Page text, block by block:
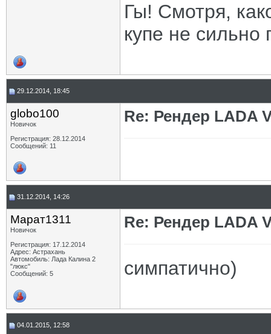
Гы! Смотря,
купе не
29.12.2014, 18:45
globo100
Новичок
Регистрация: 28.12.2014
Сообщений: 11
Re: Рендер LADA
31.12.2014, 14:26
Марат1311
Новичок
Регистрация: 17.12.2014
Адрес: Астрахань
Автомобиль: Лада Калина 2
"люкс"
Сообщений: 5
Re: Рендер LADA
симпатично)
04.01.2015, 12:58